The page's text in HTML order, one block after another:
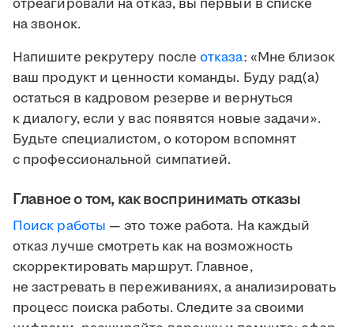
отреагировали на отказ, вы первый в списке
на звонок.
Напишите рекрутеру послеотказа: «Мне близок
ваш продукт и ценности команды. Буду рад(а)
остаться в кадровом резерве и вернуться
к диалогу, если у вас появятся новые задачи».
Будьте специалистом, о котором вспомнят
с профессиональной симпатией.
Главное о том, как воспринимать отказы
Поиск работы — это тоже работа. На каждый
отказ лучше смотреть как на возможность
скорректировать маршрут. Главное,
не застревать в переживаниях, а анализировать
процесс поиска работы. Следите за своими